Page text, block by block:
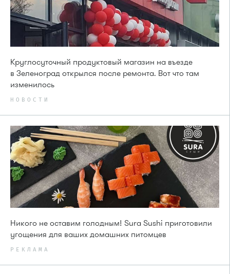
Круглосуточный продуктовый магазин на въезде
в Зеленоград открылся после ремонта. Вот что там
изменилось
НОВОСТИ
Никого не оставим голодным! Sura Sushi приготовили
угощения для ваших домашних питомцев
РЕКЛАМА